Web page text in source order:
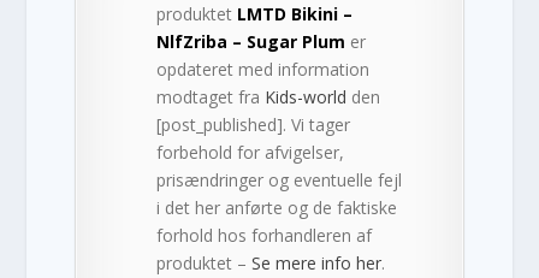
produktet LMTD Bikini –
NlfZriba – Sugar Plum er
opdateret med information
modtaget fra Kids-world den
[post_published]. Vi tager
forbehold for afvigelser,
prisændringer og eventuelle fejl
i det her anførte og de faktiske
forhold hos forhandleren af
produktet –Se mere info her.